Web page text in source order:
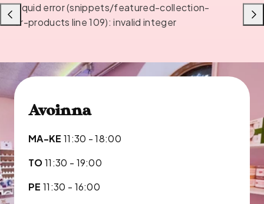
Liquid error (snippets/featured-collection-
or-products line 109): invalid integer
Liu'uta
vasemmalle
Avoinna
MA-KE 11:30 - 18:00
TO11:30 - 19:00
PE 11:30 - 16:00